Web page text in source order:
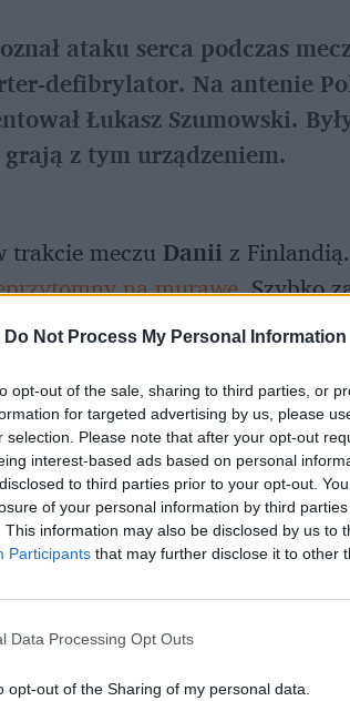
Do Not Process My Personal Information
opt-out of the sale, sharing to third parties, or
for targeted advertising by us, please
selection. Please note that after your opt-out
interest-based ads based on personal
to third parties prior to your opt-out.
of your personal information by third
This information may also be disclosed by us to
Participants that may further disclose it to other
Data Processing Opt Outs
opt-out of the Sharing of my personal data.
ataku serca podczas
defibrylator. Na antenie
Łukasz Szumowski.
z tym urządzeniem.
trakcie meczuDanii z
na murawę. Szybko
medycy. W pewnym momencie
stan piłkarza.